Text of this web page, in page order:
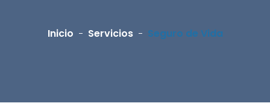
Inicio Servicios Seguro de Vida